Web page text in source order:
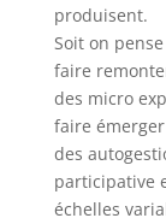
produisent.
Soit on
faire
des micro
faire émerger
des
participative
échelles